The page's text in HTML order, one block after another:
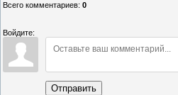
Всего комментариев: 0
Войдите:
Отправить